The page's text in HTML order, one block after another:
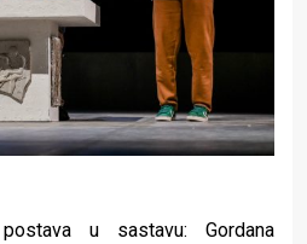
u sastavu: Gordana